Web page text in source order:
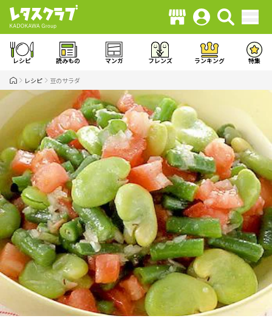
レシピ 読みもの マンガ フレンズ ランキング 特集
レシピ 豆のサラダ